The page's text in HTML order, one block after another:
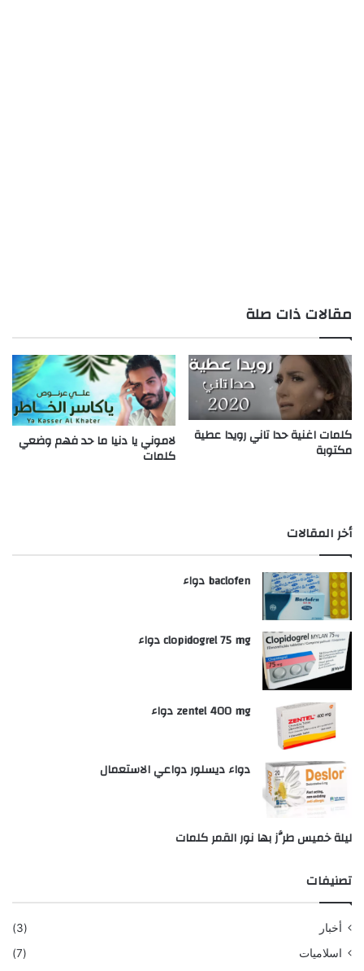
مقالات ذات صلة
كلمات اغنية حدا تاني رويدا عطية
مكتوبة لاموني يا دنيا ما حد فهم وضعي
كلمات
أخر المقالات
baclofen دواء
clopidogrel 75 mg دواء
zentel 400 mg دواء
دواء ديسلور دواعي الاستعمال
ليلة خميس طرَّز بها نور القمر كلمات
تصنيفات
أخبار
(3)
اسلاميات
(7)